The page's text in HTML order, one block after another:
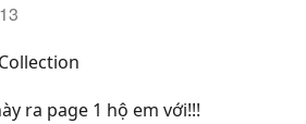
ra page 1 hộ em với!!!